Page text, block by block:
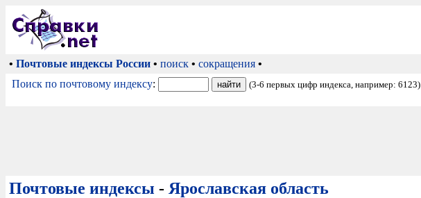
• Почтовые индексы России • поиск • сокращения •
Поиск по почтовому индексу: (3-6 первых цифр индекса, например: 6123)
Почтовые индексы - Ярославская область